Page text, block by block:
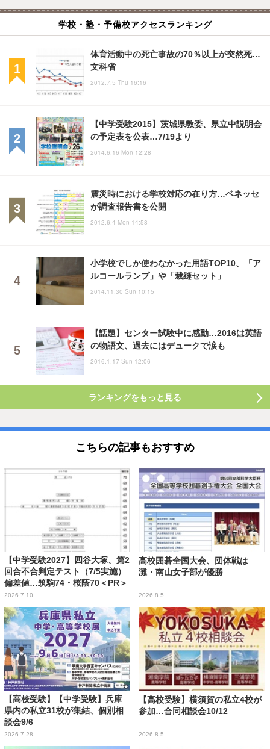
学校・塾・予備校アクセスランキング
体育活動中の死亡事故の70％以上が突然死…
文科省
2012.7.5 Thu 16:16
【中学受験2015】茨城県教委、県立中説明会
の予定表を公表…7/19より
2014.6.16 Mon 12:28
震災時における学校対応の在り方…ベネッセ
が調査報告書を公開
2012.6.4 Mon 14:58
小学校でしか使わなかった用語TOP10、「ア
ルコールランプ」や「裁縫セット」
2014.11.30 Sun 10:15
【話題】センター試験中に感動…2016は英語
の物語文、過去にはデュークで涙も
2016.1.17 Sun 12:06
ランキングをもっと見る
こちらの記事もおすすめ
【中学受験2027】四谷大塚、第2
回合不合判定テスト（7/5実施）
偏差値…筑駒74・桜蔭70＜PR＞
2026.7.10
高校囲碁全国大会、団体戦は
灘・南山女子部が優勝
2026.8.5
【高校受験】【中学受験】兵庫
県内の私立31校が集結、個別相
談会9/6
2026.7.28
【高校受験】横須賀の私立4校が
参加…合同相談会10/12
2026.8.5